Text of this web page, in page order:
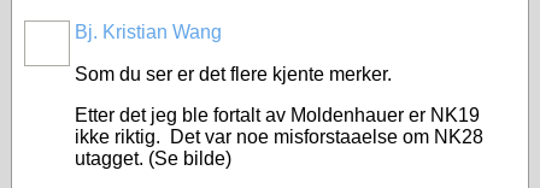
Bj. Kristian Wang
Som du ser er det flere kjente merker.
Etter det jeg ble fortalt av Moldenhauer er NK19
ikke riktig. Det var noe misforstaaelse om NK28
utagget. (Se bilde)